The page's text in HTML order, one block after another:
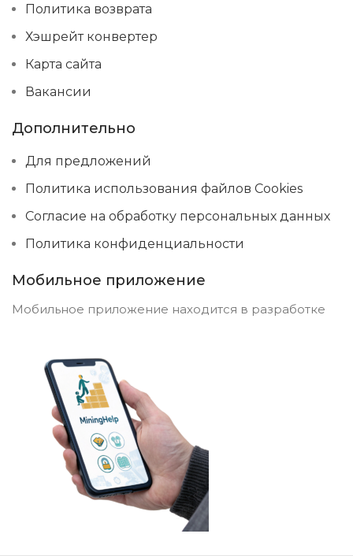
Политика возврата
Хэшрейт конвертер
Карта сайта
Вакансии
Дополнительно
Для предложений
Политика использования файлов Cookies
Согласие на обработку персональных данных
Политика конфиденциальности
Мобильное приложение
Мобильное приложение находится в разработке